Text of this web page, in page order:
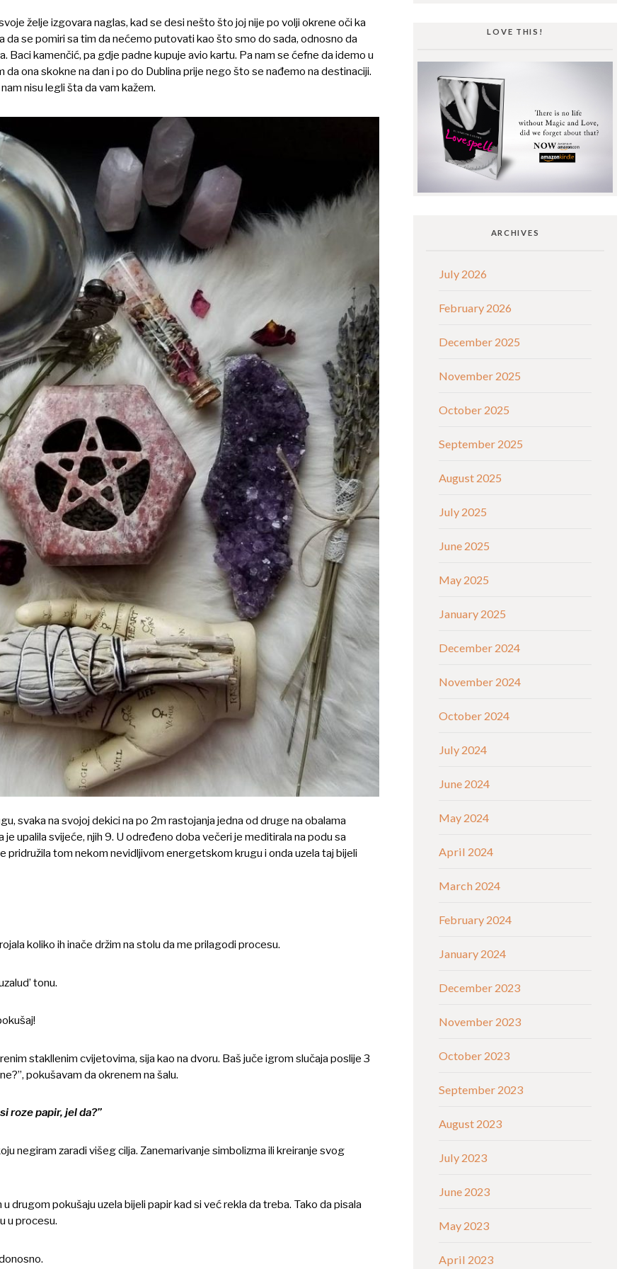
želje izgovara naglas, kad se desi nešto što joj nije po volji okrene oči ka
da se pomiri sa tim da nećemo putovati kao što smo do sada, odnosno da
kamenčić, pa gdje padne kupuje avio kartu. Pa nam se ćefne da idemo u
ona skokne na dan i po do Dublina prije nego što se nađemo na destinaciji.
nisu legli šta da vam kažem.
svaka na svojoj dekici na po 2m rastojanja jedna od druge na obalama
upalila svijeće, njih 9. U određeno doba večeri je meditirala na podu sa
tom nekom nevidljivom energetskom krugu i onda uzela taj bijeli
koliko ih inače držim na stolu da me prilagodi procesu.
tonu.
stakllenim cvijetovima, sija kao na dvoru. Baš juče igrom slučaja poslije 3
pokušavam da okrenem na šalu.
roze papir, jel da?”
negiram zaradi višeg cilja. Zanemarivanje simbolizma ili kreiranje svog
drugom pokušaju uzela bijeli papir kad si već rekla da treba. Tako da pisala
u procesu.
LOVE THIS!
ARCHIVES
July 2026
February 2026
December 2025
November 2025
October 2025
September 2025
August 2025
July 2025
June 2025
May 2025
January 2025
December 2024
November 2024
October 2024
July 2024
June 2024
May 2024
April 2024
March 2024
February 2024
January 2024
December 2023
November 2023
October 2023
September 2023
August 2023
July 2023
June 2023
May 2023
April 2023